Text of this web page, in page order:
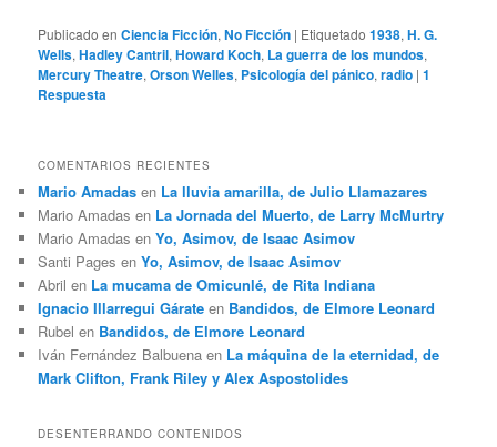
Publicado en Ciencia Ficción,No Ficción | Etiquetado 1938,H. G.
Wells,Hadley Cantril,Howard Koch, La guerra de los mundos,
Mercury Theatre,Orson Welles, Psicología del pánico,radio |1
Respuesta
COMENTARIOS RECIENTES
Mario Amadas en La lluvia amarilla, de Julio Llamazares
Mario Amadas en La Jornada del Muerto, de Larry McMurtry
Mario Amadas enYo, Asimov, de Isaac Asimov
Santi Pages enYo, Asimov, de Isaac Asimov
Abril en La mucama de Omicunlé, de Rita Indiana
Ignacio Illarregui Gárate en Bandidos, de Elmore Leonard
Rubel en Bandidos, de Elmore Leonard
Iván Fernández Balbuena en La máquina de la eternidad, de
Mark Clifton, Frank Riley y Alex Aspostolides
DESENTERRANDO CONTENIDOS